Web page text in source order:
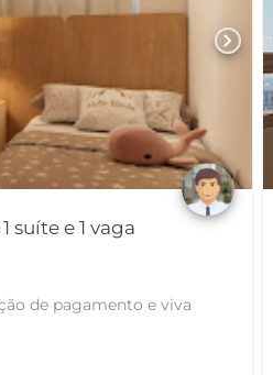
chevron_right
suíte e 1 vaga
de pagamento e viva